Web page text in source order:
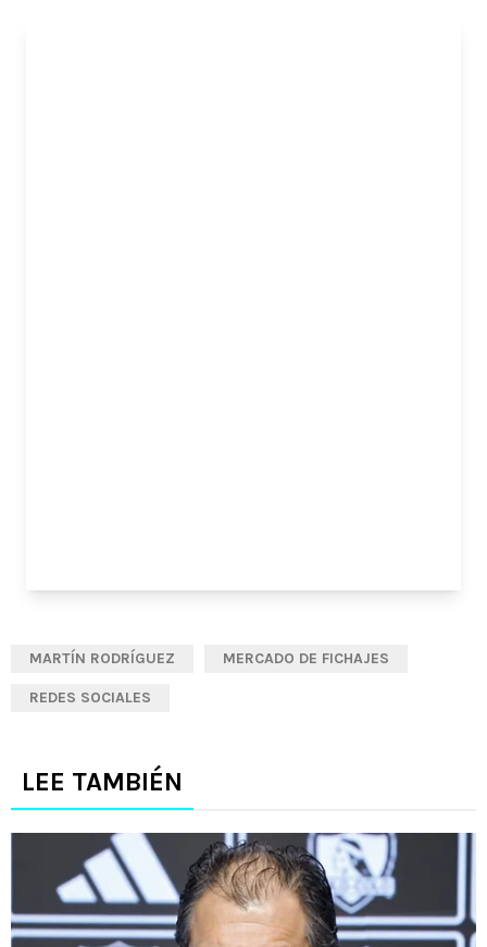
MARTÍN RODRÍGUEZ MERCADO DE FICHAJES
REDES SOCIALES
LEE TAMBIÉN